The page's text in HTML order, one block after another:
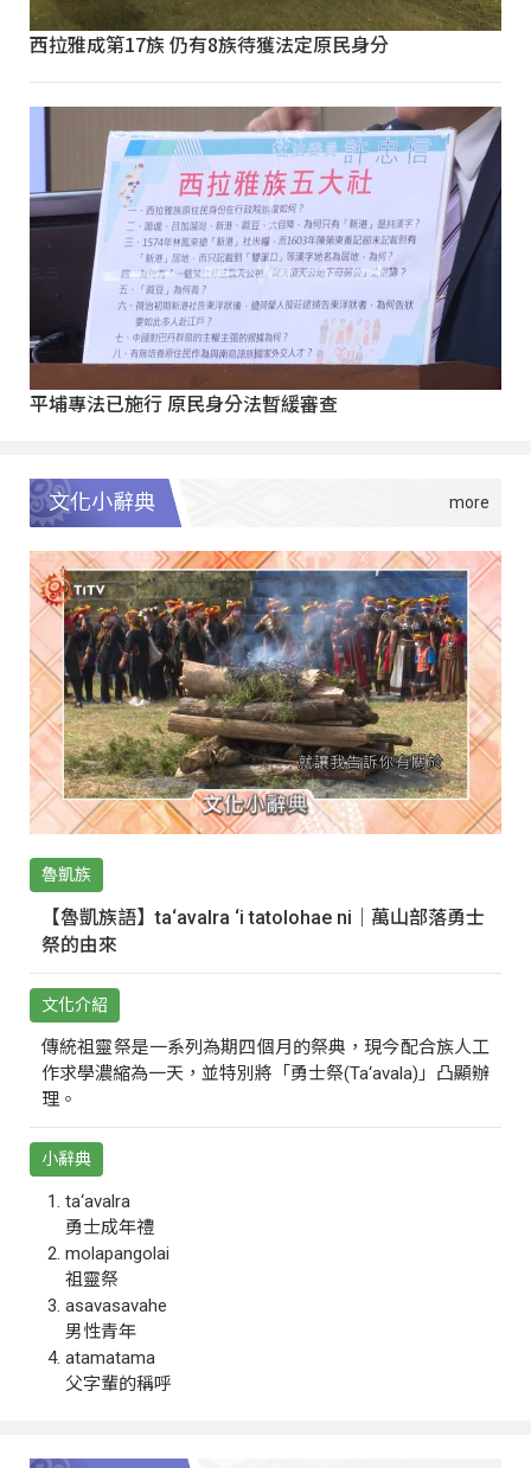
西拉雅成第17族 仍有8族待獲法定原民身分
平埔專法已施行 原民身分法暫緩審查
文化小辭典
魯凱族
【魯凱族語】ta‘avalra ‘i tatolohae ni｜萬山部落勇士
祭的由來
文化介紹
傳統祖靈祭是一系列為期四個月的祭典，現今配合族人工
作求學濃縮為一天，並特別將「勇士祭(Ta‘avala)」凸顯辦
理。
小辭典
ta‘avalra
勇士成年禮
molapangolai
祖靈祭
asavasavahe
男性青年
atamatama
父字輩的稱呼